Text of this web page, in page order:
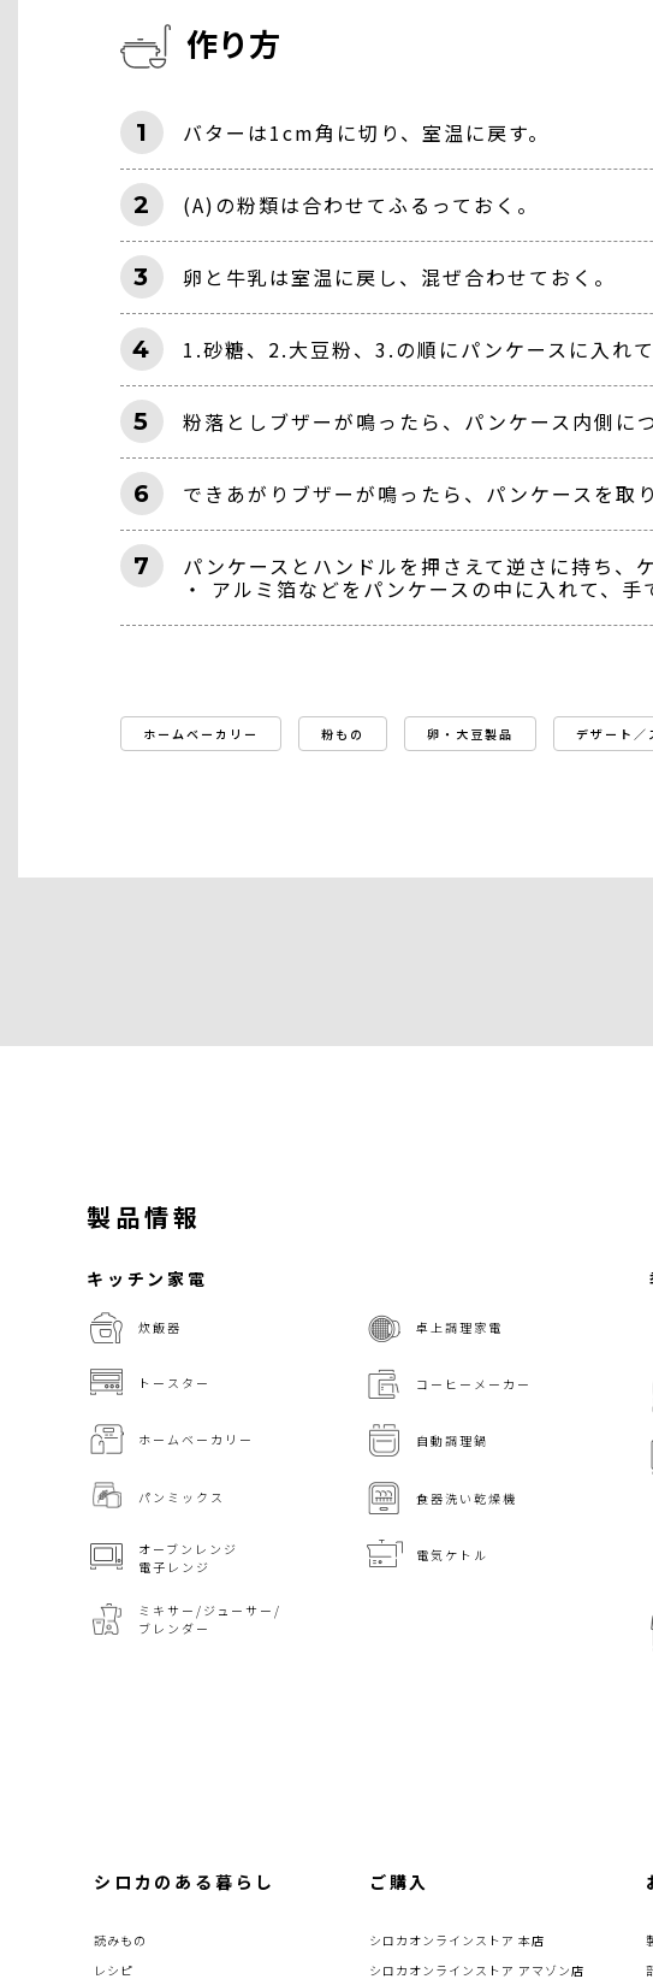
作り方
1 バターは1cm角に切り、室温に戻す。
2 (A)の粉類は合わせてふるっておく。
3 卵と牛乳は室温に戻し、混ぜ合わせておく。
4 1.砂糖、2.大豆粉、3.の順にパンケースに入れて
5 粉落としブザーが鳴ったら、パンケース内側に
6 できあがりブザーが鳴ったら、パンケースを取
7 パンケースとハンドルを押さえて逆さに持ち、
・ アルミ箔などをパンケースの中に入れて、
ホームベーカリー 粉もの 卵・大豆製品 デザート／
製品情報
キッチン家電
炊飯器 卓上調理家電
トースター コーヒーメーカー
ホームベーカリー 自動調理鍋
パンミックス 食器洗い乾燥機
オーブンレンジ
電子レンジ
電気ケトル
ミキサー/ジューサー/
ブレンダー
シロカのある暮らし
読みもの
レシピ
ご購入
シロカオンラインストア 本店
シロカオンラインストア アマゾン店